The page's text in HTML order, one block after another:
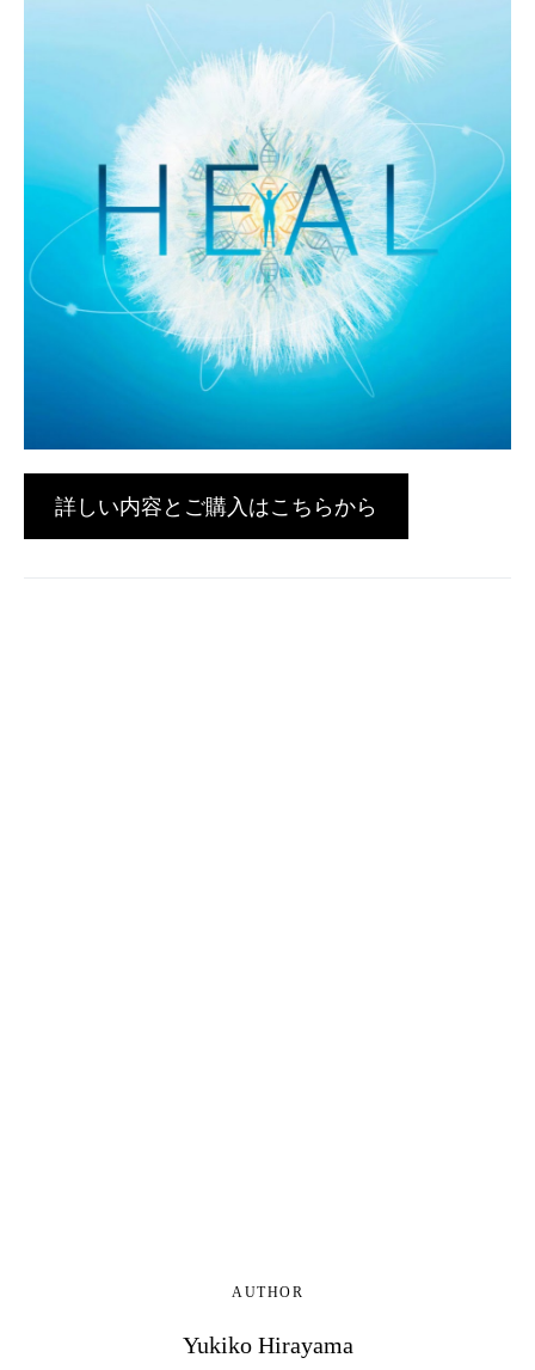
詳しい内容とご購入はこちらから
AUTHOR
Yukiko Hirayama